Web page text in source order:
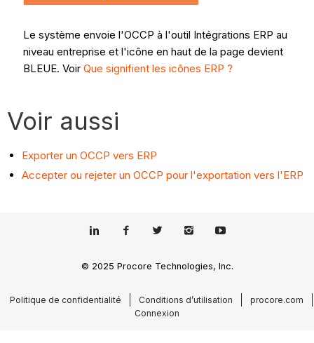
Le système envoie l'OCCP à l'outil Intégrations ERP au
niveau entreprise et l'icône en haut de la page devient
BLEUE. Voir Que signifient les icônes ERP ?
Voir aussi
Exporter un OCCP vers ERP
Accepter ou rejeter un OCCP pour l'exportation vers l'ERP
© 2025 Procore Technologies, Inc.
Politique de confidentialité Conditions d’utilisation
procore.com
Connexion